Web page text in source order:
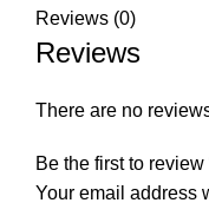
Reviews (0)
Reviews
There are no
Be the first to
Your email address